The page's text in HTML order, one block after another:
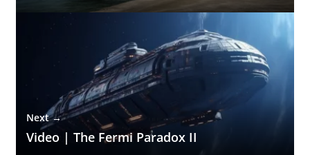
Next →
Video | The Fermi Paradox II